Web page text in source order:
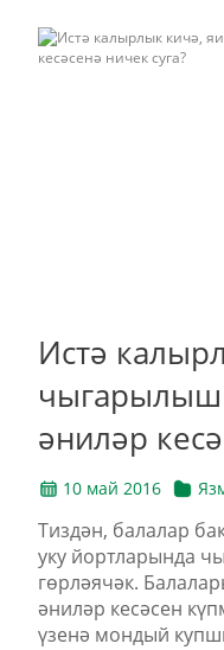
Истә
чыгарылыш
әниләр
10 май 2016
Тиздән, балалар
уку йортларында
гөрләячәк.
әниләр кесәсен
үзенә мондый